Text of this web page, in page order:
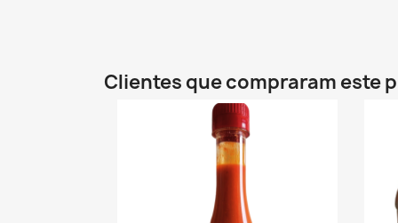
Clientes que compraram este